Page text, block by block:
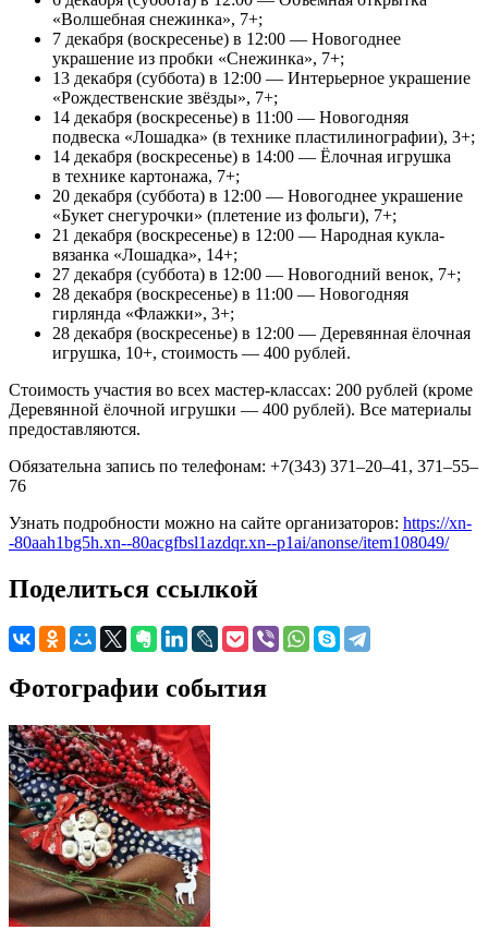
«Волшебная снежинка», 7+;
7 декабря (воскресенье) в 12:00 — Новогоднее
украшение из пробки «Снежинка», 7+;
13 декабря (суббота) в 12:00 — Интерьерное украшение
«Рождественские звёзды», 7+;
14 декабря (воскресенье) в 11:00 — Новогодняя
подвеска «Лошадка» (в технике пластилинографии), 3+;
14 декабря (воскресенье) в 14:00 — Ёлочная игрушка
в технике картонажа, 7+;
20 декабря (суббота) в 12:00 — Новогоднее украшение
«Букет снегурочки» (плетение из фольги), 7+;
21 декабря (воскресенье) в 12:00 — Народная кукла-
вязанка «Лошадка», 14+;
27 декабря (суббота) в 12:00 — Новогодний венок, 7+;
28 декабря (воскресенье) в 11:00 — Новогодняя
гирлянда «Флажки», 3+;
28 декабря (воскресенье) в 12:00 — Деревянная ёлочная
игрушка, 10+, стоимость — 400 рублей.
Стоимость участия во всех мастер-классах: 200 рублей (кроме
Деревянной ёлочной игрушки — 400 рублей). Все материалы
предоставляются.
Обязательна запись по телефонам: +7(343) 371–20–41, 371–55–
76
Узнать подробности можно на сайте организаторов: https://xn-
-80aah1bg5h.xn--80acgfbsl1azdqr.xn--p1ai/anonse/item108049/
Поделиться ссылкой
Фотографии события